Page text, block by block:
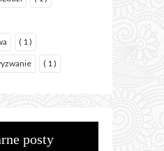
( 1 )
( 1 )
posty